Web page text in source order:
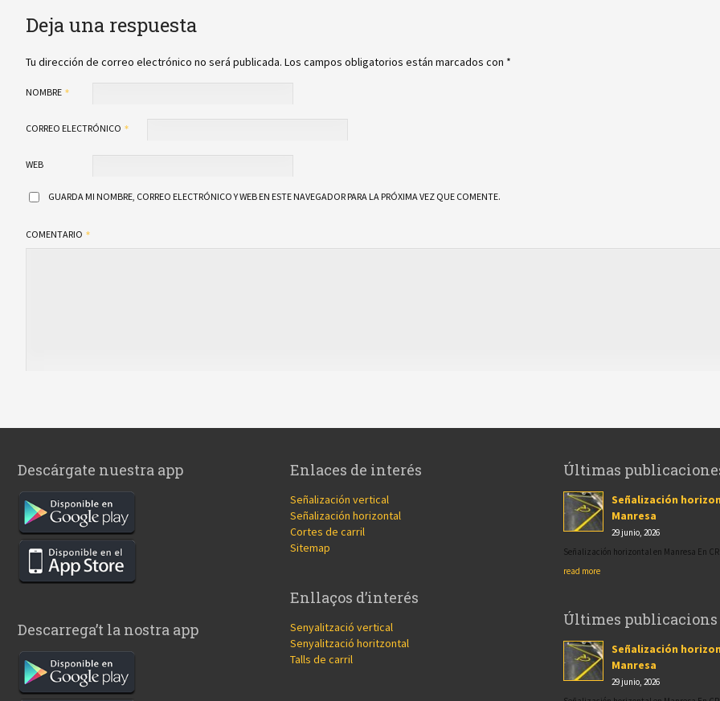
Deja una respuesta
Tu dirección de correo electrónico no será publicada. Los campos obligatorios están marcados con *
NOMBRE
CORREO ELECTRÓNICO
WEB
GUARDA MI NOMBRE, CORREO ELECTRÓNICO Y WEB EN ESTE NAVEGADOR PARA LA PRÓXIMA VEZ QUE COMENTE.
COMENTARIO
Descárgate nuestra app
Descarrega’t la nostra app
Enlaces de interés
Señalización vertical
Señalización horizontal
Cortes de carril
Sitemap
Enllaços d’interés
Senyalització vertical
Senyalització horitzontal
Talls de carril
Últimas
Señalización
Manresa
29 junio, 2026
Señalización horizontal en Manresa En
read more
Últimes publicacions
Señalización
Manresa
29 junio, 2026